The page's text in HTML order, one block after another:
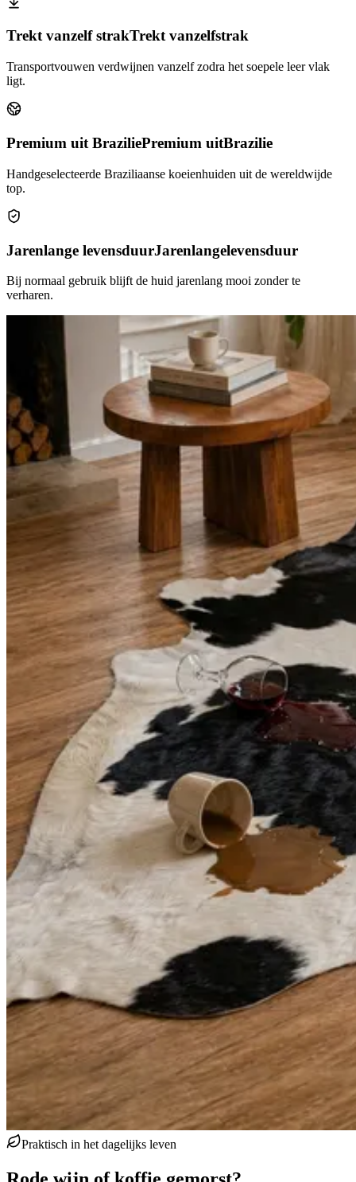
Trekt vanzelf strakTrekt vanzelfstrak
Transportvouwen verdwijnen vanzelf zodra het soepele leer vlak
ligt.
Premium uit BraziliePremium uitBrazilie
Handgeselecteerde Braziliaanse koeienhuiden uit de wereldwijde
top.
Jarenlange levensduurJarenlangelevensduur
Bij normaal gebruik blijft de huid jarenlang mooi zonder te
verharen.
Praktisch in het dagelijks leven